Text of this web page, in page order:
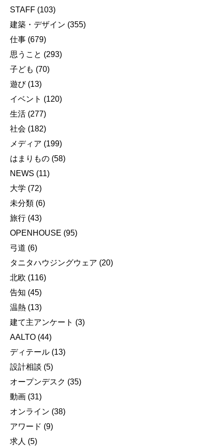
STAFF (103)
建築・デザイン (355)
仕事 (679)
思うこと (293)
子ども (70)
遊び(13)
イベント (120)
生活 (277)
社会 (182)
メディア (199)
はまりもの (58)
NEWS (11)
大学 (72)
未分類 (6)
旅行 (43)
OPENHOUSE (95)
弓道 (6)
タニタハウジングウェア (20)
北欧 (116)
告知 (45)
温熱 (13)
建て主アンケート (3)
AALTO (44)
ディテール (13)
設計相談 (5)
オープンデスク (35)
動画 (31)
オンライン (38)
アワード (9)
求人 (5)